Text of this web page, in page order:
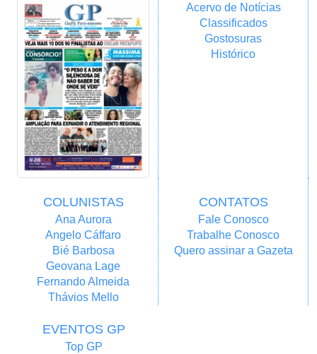
Acervo de Notícias
Classificados
Gostosuras
Histórico
COLUNISTAS
Ana Aurora
Angelo Cáffaro
Bié Barbosa
Geovana Lage
Fernando Almeida
Thávios Mello
CONTATOS
Fale Conosco
Trabalhe Conosco
Quero assinar a Gazeta
EVENTOS GP
Top GP